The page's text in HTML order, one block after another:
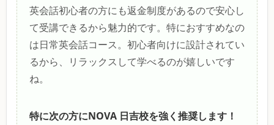
英会話初心者の方にも返金制度があるので安心し
て受講できるから魅力的です。特におすすめなの
は日常英会話コース。初心者向けに設計されてい
るから、リラックスして学べるのが嬉しいです
ね。
特に次の方にNOVA 日吉校を強く推奨します！